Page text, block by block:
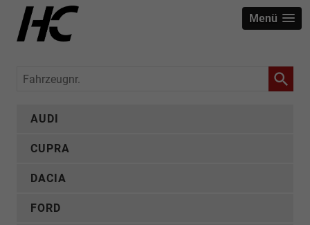
Menü
Fahrzeugnr.
AUDI
CUPRA
DACIA
FORD